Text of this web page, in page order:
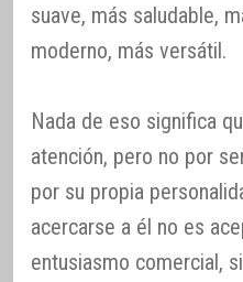
suave, más saludable,
moderno, más versátil.
Nada de eso significa
atención, pero no por
por su propia
acercarse a él no es
entusiasmo comercial,